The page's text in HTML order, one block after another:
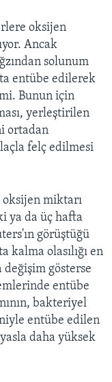
oksijen
Ancak
solunum
entübe edilerek
Bunun için
yerleştirilen
ortadan
felç edilmesi
miktarı
ya da üç hafta
görüştüğü
kalma olasılığı en
gösterse
entübe
bakteriyel
entübe edilen
daha yüksek